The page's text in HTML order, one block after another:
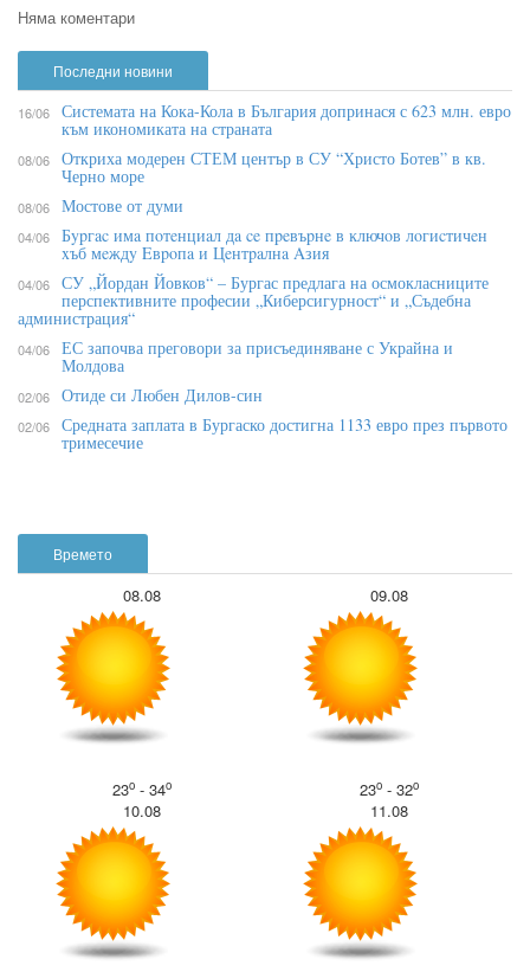
Няма коментари
Времето
08.08
23o- 34o
09.08
23o- 32o
10.08 11.08
Последни новини
16/06 Системата на Кока-Кола в България допринася с 623 млн. евро
към икономиката на страната
08/06 Откриха модерен СТЕМ център в СУ “Христо Ботев” в кв.
Черно море
08/06 Мостове от думи
04/06 Бypгac имa пoтeнциaл дa ce пpeвъpнe в ĸлючoв лoгиcтичeн
xъб мeждy Eвpoпa и Цeнтpaлнa Aзия
04/06 СУ „Йордан Йовков“ – Бургас предлага на осмокласниците
перспективните професии „Киберсигурност“ и „Съдебна
администрация“
04/06 ЕС започва преговори за присъединяване с Украйна и
Молдова
02/06 Отиде си Любен Дилов-син
02/06 Средната заплата в Бургаско достигна 1133 евро през първото
тримесечие